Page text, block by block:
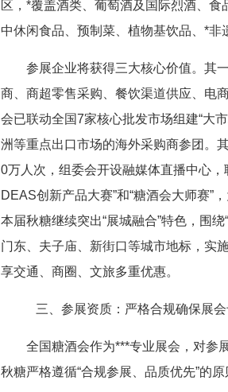
区，*覆盖酒类、葡萄酒及国际烈酒、
中休闲食品、预制菜、植物基饮品、*非
参展企业将获得三大核心价值。其
商、商超零售采购、餐饮渠道供应、电
会已联动全国7家核心批发市场组建“大
洲等重点出口市场的海外采购商参团。
0万人次，组委会开设融媒体直播中心
DEAS创新产品大赛”和“糖酒会大师赛”
本届秋糖继续突出“展城融合”特色，围
门东、夫子庙、新街口等城市地标，实
享交通、商圈、文旅多重优惠。
三、参展资质：严格合规确保展
全国糖酒会作为***专业展会，对参
秋糖严格遵循“合规参展、品质优先”的